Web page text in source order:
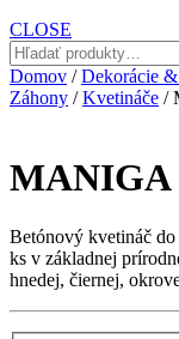
CLOSE
Hľadať:
Domov /Dekorácie
Záhony /Kvetináče /
MANIGA
Betónový kvetináč do
ks v základnej
hnedej, čiernej,